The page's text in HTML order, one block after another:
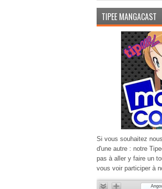
TIPEE MANGACAST
Si vous souhaitez
d'une autre : notre
pas à aller y faire un
vous voir participer à